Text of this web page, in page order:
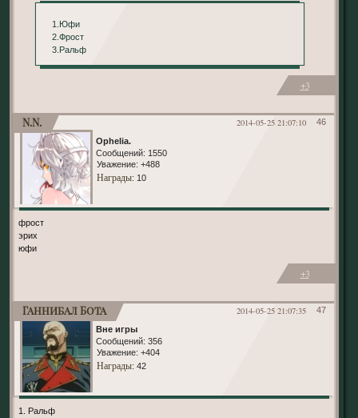
1.Юфи
2.Фрост
3.Ральф
+3
46
2014-05-25 21:07:10
N.N.
Ophelia.
Сообщений: 1550
Уважение: +488
Награды: 10
фрост
эрих
юфи
+3
47
2014-05-25 21:07:35
Ганнибал Бота
Вне игры
Сообщений: 356
Уважение: +404
Награды: 42
1. Ральф